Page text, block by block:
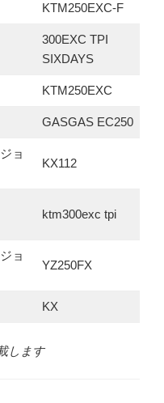
KTM250EXC-F
300EXC TPI
SIXDAYS
KTM250EXC
GASGAS EC250
ョ
KX112
ktm300exc tpi
ョ
YZ250FX
KX
します